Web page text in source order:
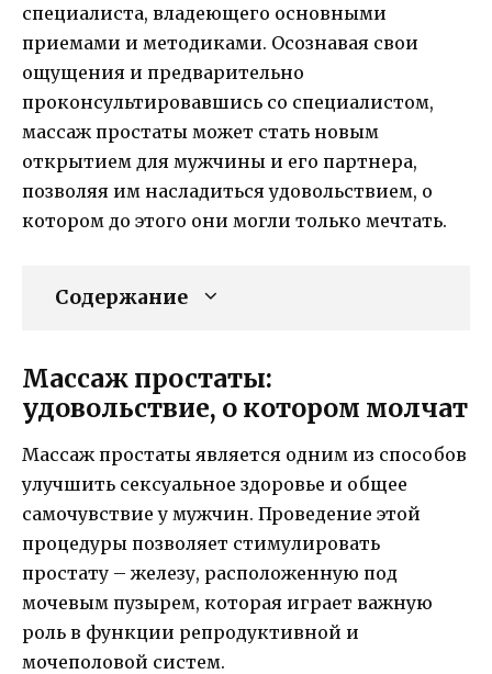
специалиста, владеющего основными
приемами и методиками. Осознавая свои
ощущения и предварительно
проконсультировавшись со специалистом,
массаж простаты может стать новым
открытием для мужчины и его партнера,
позволяя им насладиться удовольствием, о
котором до этого они могли только мечтать.
Содержание
Массаж простаты:
удовольствие, о котором молчат
Массаж простаты является одним из способов
улучшить сексуальное здоровье и общее
самочувствие у мужчин. Проведение этой
процедуры позволяет стимулировать
простату – железу, расположенную под
мочевым пузырем, которая играет важную
роль в функции репродуктивной и
мочеполовой систем.